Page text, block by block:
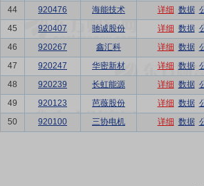
44
920476 海能技术 详细 数据
45
920407 驰诚股份 详细 数据
46
920267 鑫汇科 详细 数据
47
920247 华密新材 详细 数据
48
920239 长虹能源 详细 数据
49
920123 芭薇股份 详细 数据
50
920100 三协电机 详细 数据